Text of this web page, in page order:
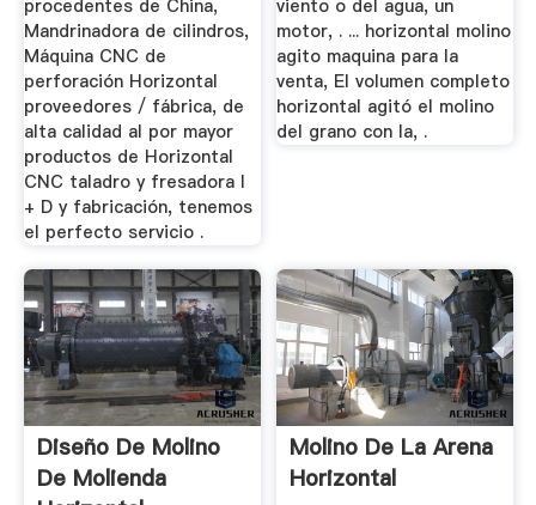
procedentes de China,
Mandrinadora de cilindros,
Máquina CNC de
perforación Horizontal
proveedores / fábrica, de
alta calidad al por mayor
productos de Horizontal
CNC taladro y fresadora I
+ D y fabricación, tenemos
el perfecto servicio .
viento o del agua, un
motor, . ... horizontal molino
agito maquina para la
venta, El volumen completo
horizontal agitó el molino
del grano con la, .
Diseño De Molino
De Molienda
Molino De La Arena
Horizontal